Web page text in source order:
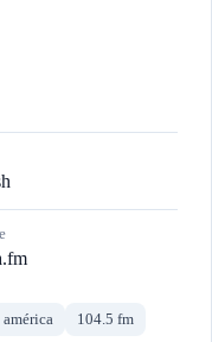
américa
104.5 fm